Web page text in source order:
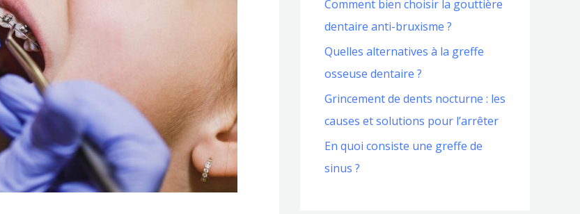
Comment bien choisir la gouttière
dentaire anti-bruxisme ?
Quelles alternatives à la greffe
osseuse dentaire ?
Grincement de dents nocturne : les
causes et solutions pour l’arrêter
En quoi consiste une greffe de
sinus ?